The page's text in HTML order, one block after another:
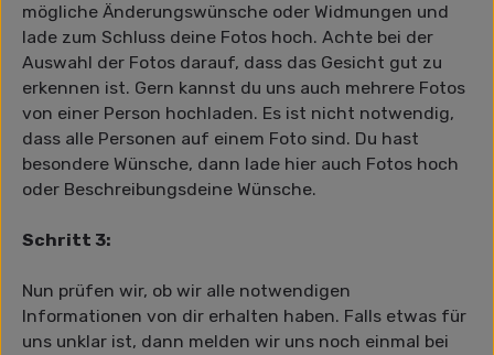
mögliche Änderungswünsche oder Widmungen und
lade zum Schluss deine Fotos hoch. Achte bei der
Auswahl der Fotos darauf, dass das Gesicht gut zu
erkennen ist. Gern kannst du uns auch mehrere Fotos
von einer Person hochladen. Es ist nicht notwendig,
dass alle Personen auf einem Foto sind. Du hast
besondere Wünsche, dann lade hier auch Fotos hoch
oder Beschreibungsdeine Wünsche.
Schritt 3:
Nun prüfen wir, ob wir alle notwendigen
Informationen von dir erhalten haben. Falls etwas für
uns unklar ist, dann melden wir uns noch einmal bei